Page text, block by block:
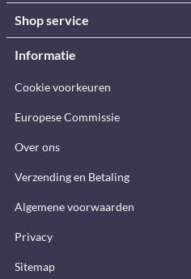
Shop service
Informatie
Cookie voorkeuren
Europese Commissie
Over ons
Verzending en Betaling
Algemene voorwaarden
Privacy
Sitemap